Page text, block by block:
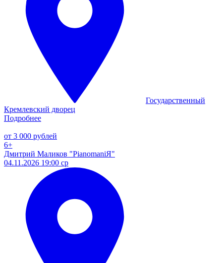
Государственный
Кремлевский дворец
Подробнее
от 3 000 рублей
6+
Дмитрий Маликов "PianomaniЯ"
04.11.2026 19:00 ср